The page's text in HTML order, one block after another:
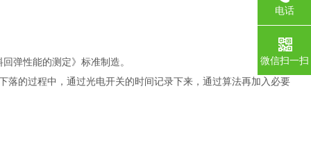
弹性能的测定》标准制造。
的过程中，通过光电开关的时间记录下来，通过算法再加入必要
电话
微信扫一扫